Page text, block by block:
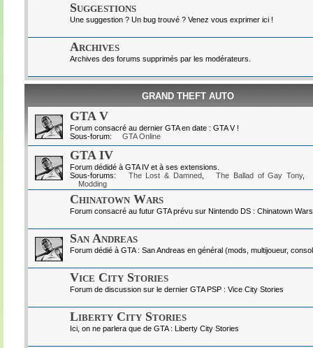
Suggestions
Une suggestion ? Un bug trouvé ? Venez vous exprimer ici !
Archives
Archives des forums supprimés par les modérateurs.
GRAND THEFT AUTO
GTA V
Forum consacré au dernier GTA en date : GTA V !
Sous-forum:
GTA Online
GTA IV
Forum dédidé à GTA IV et à ses extensions.
Sous-forums:
The Lost & Damned, The Ballad of Gay Tony,
Modding
Chinatown Wars
Forum consacré au futur GTA prévu sur Nintendo DS : Chinatown Wars
San Andreas
Forum dédié à GTA : San Andreas en général (mods, multijoueur,
Vice City Stories
Forum de discussion sur le dernier GTA PSP : Vice City Stories
Liberty City Stories
Ici, on ne parlera que de GTA : Liberty City Stories